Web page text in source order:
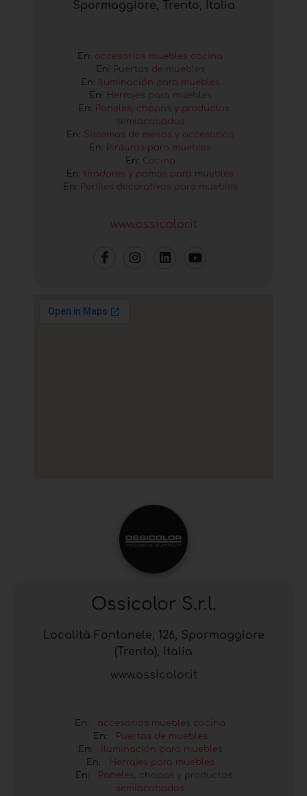
Spormaggiore, Trento, Italia
En: accesorios muebles cocina
En: Puertas de muebles
En:
Iluminación para muebles
En: Herrajes para muebles
En: Paneles, chapas y productos
semiacabados
En: Sistemas de mesas y accesorios
En: Pinturas para muebles
En: Cocina
En: tiradores y pomos para muebles
En: Perfiles decorativos para muebles
www.ossicolor.it
Ossicolor S.r.l.
Località Fontanele, 126, Spormaggiore
(Trento), Italia
www.ossicolor.it
En: accesorios muebles cocina
En:
Puertas de muebles
En:
Iluminación para muebles
En:
Herrajes para muebles
En:
Paneles, chapas y productos
semiacabados